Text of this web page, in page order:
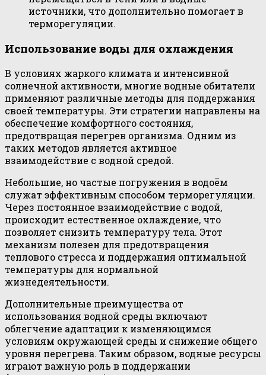
источники, что дополнительно помогает в
терморегуляции.
Использование воды для охлаждения
В условиях жаркого климата и интенсивной
солнечной активности, многие водные обитатели
применяют различные методы для поддержания
своей температуры. Эти стратегии направлены на
обеспечение комфортного состояния,
предотвращая перегрев организма. Одним из
таких методов является активное
взаимодействие с водной средой.
Небольшие, но частые погружения в водоём
служат эффективным способом терморегуляции.
Через постоянное взаимодействие с водой,
происходит естественное охлаждение, что
позволяет снизить температуру тела. Этот
механизм полезен для предотвращения
теплового стресса и поддержания оптимальной
температуры для нормальной
жизнедеятельности.
Дополнительные преимущества от
использования водной среды включают
облегчение адаптации к изменяющимся
условиям окружающей среды и снижение общего
уровня перегрева. Таким образом, водные ресурсы
играют важную роль в поддержании